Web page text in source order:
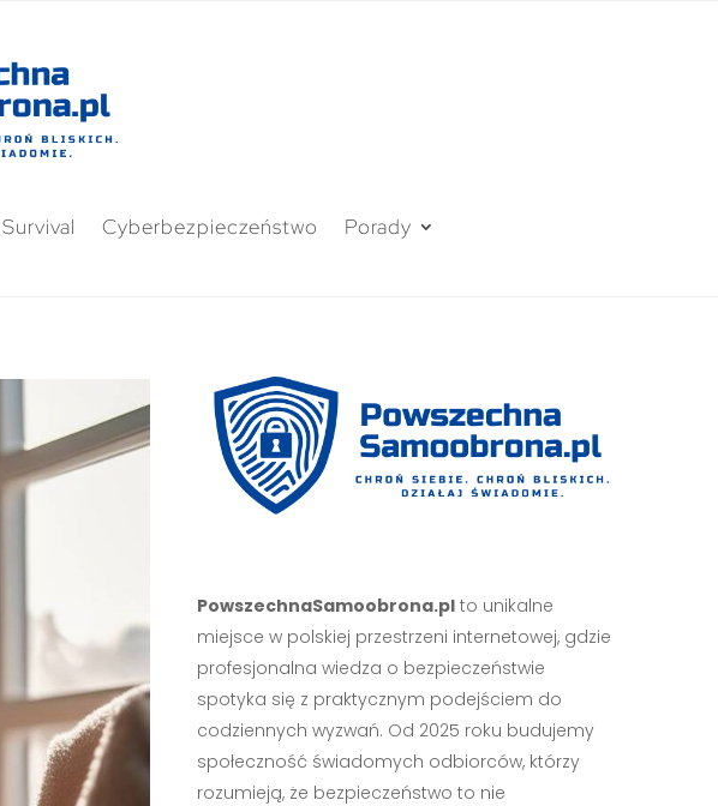
Survival Cyberbezpieczeństwo Porady
PowszechnaSamoobrona.plto unikalne
miejsce w polskiej przestrzeni internetowej, gdzie
profesjonalna wiedza o bezpieczeństwie
spotyka się z praktycznym podejściem do
codziennych wyzwań. Od 2025 roku budujemy
społeczność świadomych odbiorców, którzy
rozumieją, że bezpieczeństwo to nie